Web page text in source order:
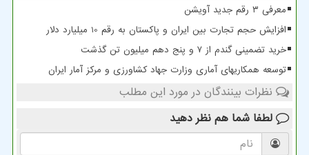
معرفی ۳ رقم جدید آویشن
افزایش حجم تجارت بین ایران و پاکستان به رقم 10 میلیارد دلار
خرید تضمینی گندم از ۷ و پنج دهم میلیون تن گذشت
توسعه همکاریهای آماری وزارت جهاد کشاورزی و مرکز آمار ایران
نظرات بینندگان در مورد این مطلب
لطفا شما هم نظر دهید